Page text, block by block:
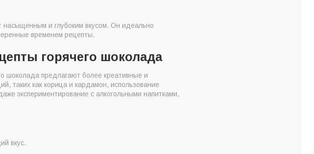
насыщенным и глубоким вкусом. Он идеально
временем рецепты.
горячего шоколада
шоколада предлагают более креативные и
таких как корица и кардамон, использование
экспериментирование с алкогольными напитками,
вкус.